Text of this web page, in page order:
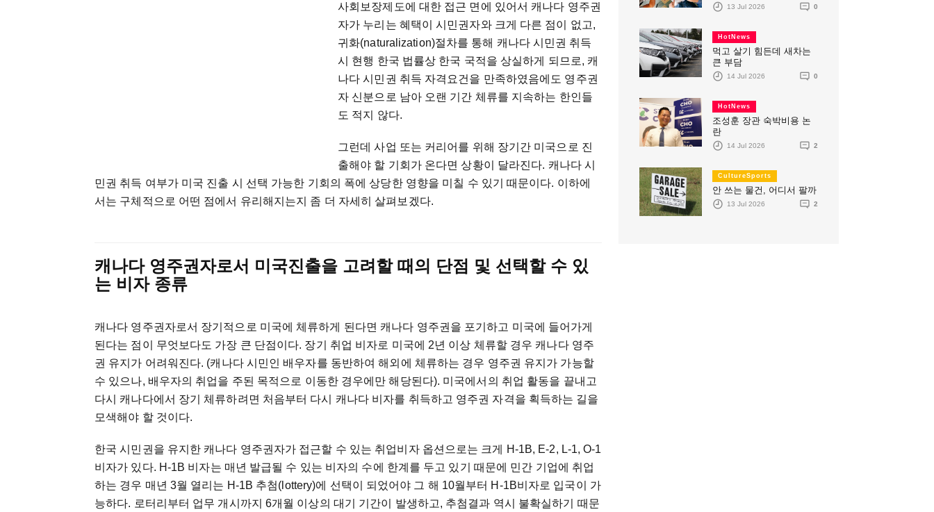
사회보장제도에 대한 접근 면에 있어서 캐나다 영주권
자가 누리는 혜택이 시민권자와 크게 다른 점이 없고,
귀화(naturalization)절차를 통해 캐나다 시민권 취득
시
현행 한국 법률상 한국 국적을 상실하게 되므로, 캐
나다 시민권 취득 자격요건을 만족하였음에도 영주권
자 신분으로 남아 오랜 기간 체류를 지속하는 한인들
도 적지 않다.
그런데 사업 또는 커리어를 위해 장기간 미국으로 진
출해야 할 기회가 온다면 상황이 달라진다. 캐나다 시
민권 취득 여부가 미국 진출 시 선택 가능한 기회의 폭에 상당한 영향을 미칠 수 있기 때문이다. 이하에
서는 구체적으로 어떤 점에서 유리해지는지 좀 더 자세히 살펴보겠다.
캐나다 영주권자로서 미국진출을 고려할 때의 단점 및 선택할 수 있
는 비자 종류
캐나다 영주권자로서 장기적으로 미국에 체류하게 된다면 캐나다 영주권을 포기하고 미국에 들어가게
된다는 점이 무엇보다도 가장 큰 단점이다. 장기 취업 비자로 미국에 2년 이상 체류할 경우 캐나다 영주
권 유지가 어려워진다. (캐나다 시민인 배우자를 동반하여 해외에 체류하는 경우 영주권 유지가 가능할
수 있으나, 배우자의 취업을 주된 목적으로 이동한 경우에만 해당된다). 미국에서의 취업 활동을 끝내고
다시
캐나다에서 장기 체류하려면 처음부터 다시 캐나다 비자를 취득하고 영주권 자격을 획득하는 길을
모색해야 할 것이다.
한국 시민권을 유지한 캐나다 영주권자가 접근할 수 있는 취업비자 옵션으로는 크게
H-1B, E-2, L-1, O-1
비자가 있다. H-1B 비자는 매년 발급될 수 있는 비자의 수에 한계를 두고 있기 때문에 민간 기업에 취업
하는 경우 매년 3월 열리는 H-1B 추첨(lottery)에 선택이 되었어야 그 해 10월부터 H-1B비자로 입국이
가
능하다. 로터리부터 업무 개시까지 6개월 이상의 대기 기간이 발생하고, 추첨결과 역시 불확실하기
때문
13 Jul 2026 0
HotNews
먹고 살기 힘든데 새차는
큰 부담
14 Jul 2026 0
HotNews
조성훈 장관 숙박비용 논
란
14 Jul 2026 2
CultureSports
안 쓰는 물건, 어디서 팔까
13 Jul 2026 2